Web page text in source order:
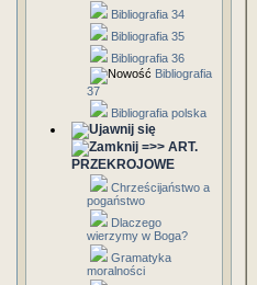
Bibliografia 34
Bibliografia 35
Bibliografia 36
Bibliografia
37
Bibliografia polska
=>> ART.
PRZEKROJOWE
Chrześcijaństwo a
pogaństwo
Dlaczego
wierzymy w Boga?
Gramatyka
moralności